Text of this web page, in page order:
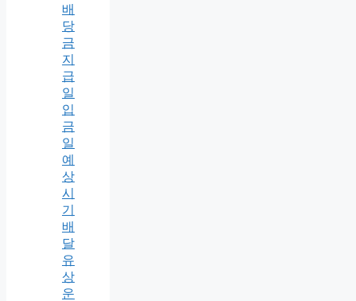
배
당
금
지
급
일
입
금
일
예
상
시
기
배
달
유
상
운